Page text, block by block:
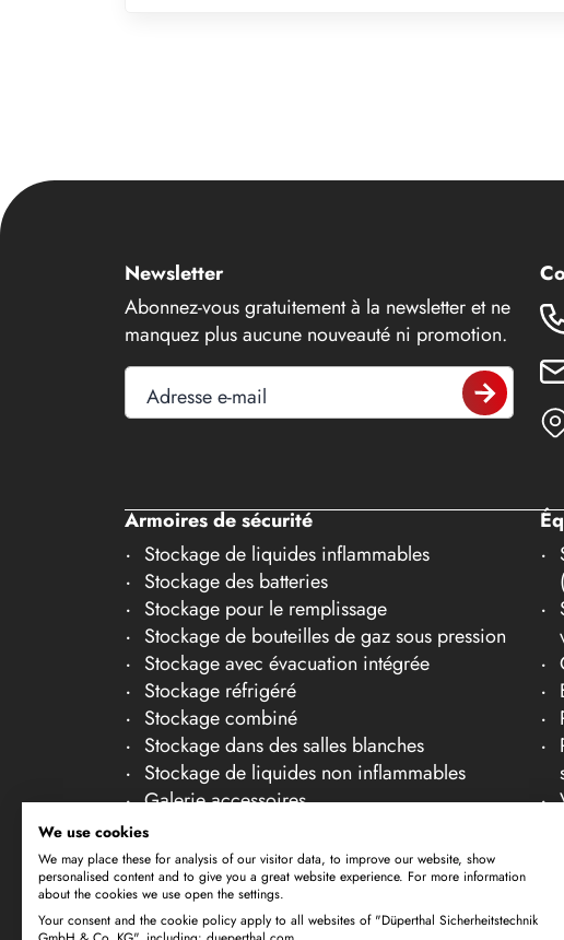
15
16
17
18
21
22
23
24
25
26
27
28
30
Newsletter
Abonnez-vous gratuitement à la newsletter et ne
manquez plus aucune nouveauté ni promotion.
Adresse e-mail
Armoires de sécurité
Stockage de liquides inflammables
Stockage des batteries
Stockage pour le remplissage
Stockage de bouteilles de gaz sous pression
Stockage avec évacuation intégrée
Stockage réfrigéré
Stockage combiné
Stockage dans des salles blanches
Stockage de liquides non inflammables
Galerie accessoires
Sous réserve de modifications techniques. Toutes
We use cookies
We may place these for analysis of our visitor data, to improve our website, show
personalised content and to give you a great website experience. For more information
about the cookies we use open the settings.
Your consent and the cookie policy apply to all websites of "Düperthal Sicherheitstechnik